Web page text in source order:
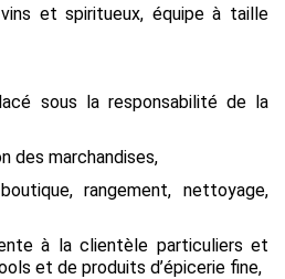
et spiritueux, équipe à taille
sous la responsabilité de la
des marchandises,
rangement, nettoyage,
à la clientèle particuliers et
et de produits d’épicerie fine,